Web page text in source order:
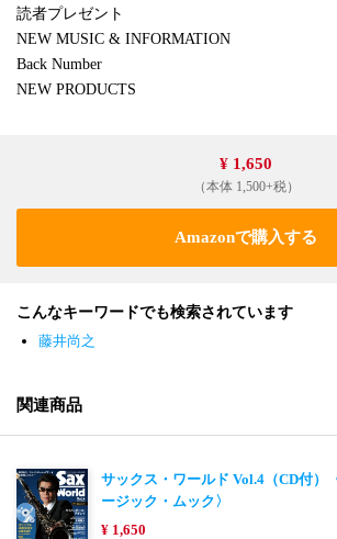
読者プレゼント
NEW MUSIC & INFORMATION
Back Number
NEW PRODUCTS
¥ 1,650
（本体 1,500+税）
Amazonで購入する
こんなキーワードでも検索されています
藤井尚之
関連商品
サックス・ワールド Vol.4（CD付）
ージック・ムック〉
¥ 1,650